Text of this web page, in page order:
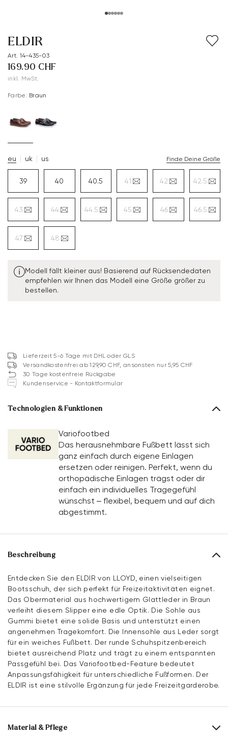
ELDIR
Art. 14-435-03
169.90 CHF
inkl. MwSt.
Farbe: Braun
eu uk us Finde Deine Größe
39 40 40.5 41 42 42.5
43 44 44.5 45 46 46.5
47 48
Modell fällt kleiner aus! Basierend auf Rücksendedaten
empfehlen wir Ihnen das Modell eine Größe größer zu
bestellen.
Lieferzeit 5-6 Tage mit DHL oder GLS
Versandkostenfrei ab 129,90 CHF, ansonsten nur 5,95 CHF
30 Tage kostenfreie Rückgabe
Kundenservice - Kontaktformular
Technologien & Funktionen
Variofootbed
Das herausnehmbare Fußbett lässt sich
ganz einfach durch eigene Einlagen
ersetzen oder reinigen. Perfekt, wenn du
orthopädische Einlagen trägst oder dir
einfach ein individuelles Tragegefühl
wünschst – flexibel, bequem und auf dich
abgestimmt.
Beschreibung
Entdecken Sie den ELDIR von LLOYD, einen vielseitigen
Bootsschuh, der sich perfekt für Freizeitaktivitäten eignet.
Das Obermaterial aus hochwertigem Glattleder in Braun
verleiht diesem Slipper eine edle Optik. Die Sohle aus
Gummi bietet eine solide Basis und unterstützt einen
angenehmen Tragekomfort. Die Innensohle aus Leder sorgt
für ein weiches Fußbett. Der runde Schuhspitzenbereich
bietet ausreichend Platz und trägt zu einem entspannten
Passgefühl bei. Das Variofootbed-Feature bedeutet
Anpassungsfähigkeit für unterschiedliche Fußformen. Der
ELDIR ist eine stilvolle Ergänzung für jede Freizeitgarderobe.
Material & Pflege